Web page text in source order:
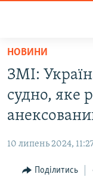
Перейти
основного
матеріалу
Перейти
до
основної
Перейти
ВОДА.КРИМ
ВІДЕО ТА ФОТО
БЛОГИ
ПОГЛЯД
НОВИНИ
ЗМІ:
судно, яке
10 липень 2024,
Поділитись